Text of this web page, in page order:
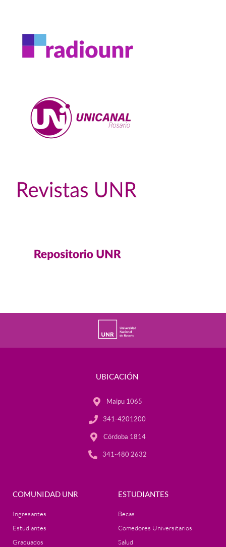
UBICACIÓN
Maipu 1065
341-4201200
Córdoba 1814
341-480 2632
COMUNIDAD UNR
Ingresantes
Estudiantes
Graduados
ESTUDIANTES
Becas
Comedores Universitarios
Salud